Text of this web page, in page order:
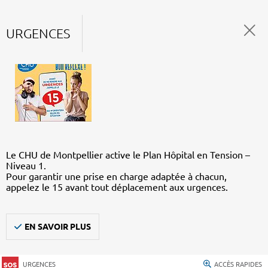
URGENCES
Le CHU de Montpellier active le Plan Hôpital en Tension –
Niveau 1.
Pour garantir une prise en charge adaptée à chacun,
appelez le 15 avant tout déplacement aux urgences.
EN SAVOIR PLUS
URGENCES ACCÈS RAPIDES